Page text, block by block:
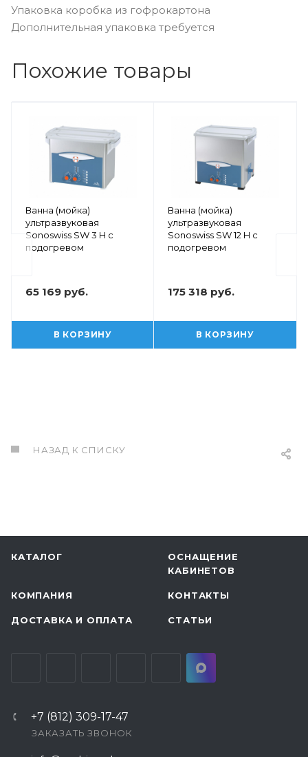
Упаковка коробка из гофрокартона
Дополнительная упаковка требуется
Похожие товары
Ванна (мойка)
ультразвуковая
Sonoswiss SW 3 H с
подогревом
65 169 руб.
В КОРЗИНУ
Ванна (мойка)
ультразвуковая
Sonoswiss SW 12 H с
подогревом
175 318 руб.
В КОРЗИНУ
НАЗАД К СПИСКУ
КАТАЛОГ
ОСНАЩЕНИЕ
КАБИНЕТОВ
КОМПАНИЯ КОНТАКТЫ
ДОСТАВКА И ОПЛАТА СТАТЬИ
+7 (812) 309-17-47
ЗАКАЗАТЬ ЗВОНОК